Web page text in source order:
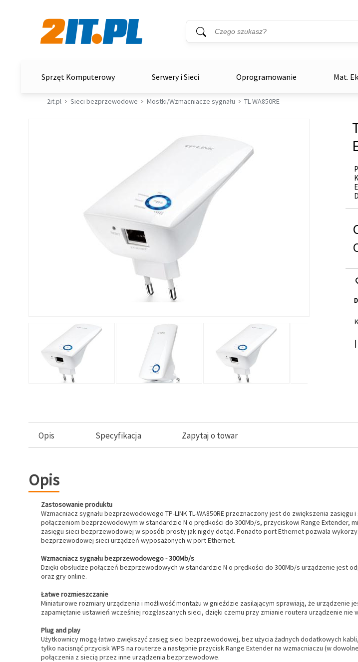
Wyszukiwarka
Słowo kluczowe
Sprzęt Komputerowy Serwery i Sieci Oprogramowanie Mat.
2it.pl Sieci bezprzewodowe Mostki/Wzmacniacze sygnału TL-WA850RE
Opis Specyfikacja Zapytaj o towar
Opis
Zastosowanie produktu
Wzmacniacz sygnału bezprzewodowego TP-LINK TL-WA850RE przeznaczony jest do zwiększenia
połączeniom bezprzewodowym w standardzie N o prędkości do 300Mb/s, przyciskowi Range Extender,
zasięgu sieci bezprzewodowej w sposób prosty jak nigdy dotąd. Ponadto port Ethernet pozwala
bezprzewodowej sieci urządzeń wyposażonych w port Ethernet.
Wzmacniacz sygnału bezprzewodowego - 300Mb/s
Dzięki obsłudze połączeń bezprzewodowych w standardzie N o prędkości do 300Mb/s urządzenie jest
oraz gry online.
Łatwe rozmieszczanie
Miniaturowe rozmiary urządzenia i możliwość montażu w gnieździe zasilającym sprawiają, że
zapamiętanie ustawień wcześniej rozgłaszanych sieci, dzięki czemu przy zmianie routera urządzenie nie
Plug and play
Użytkownicy mogą łatwo zwiększyć zasięg sieci bezprzewodowej, bez użycia żadnych dodatkowych
tylko nacisnąć przycisk WPS na routerze a następnie przycisk Range Extender na wzmacniaczu (w
połączenia z siecią przez inne urządzenia bezprzewodowe.